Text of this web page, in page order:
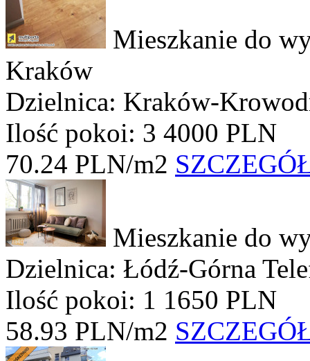
Mieszkanie do
Kraków
Dzielnica: Kraków-
Ilość pokoi: 3 4000 PLN
70.24 PLN/m2
Mieszkanie do
Dzielnica: Łódź-Górna
Ilość pokoi: 1 1650 PLN
58.93 PLN/m2